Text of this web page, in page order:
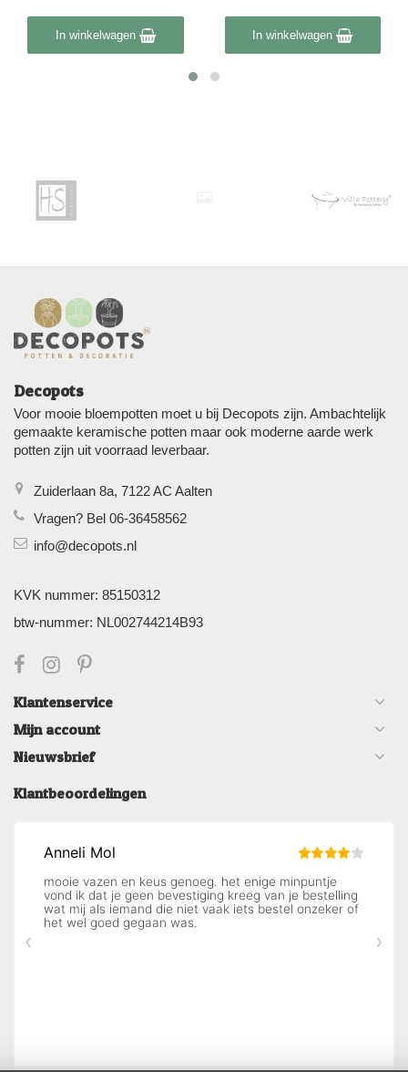
In winkelwagen In winkelwagen
Decopots
Voor mooie bloempotten moet u bij Decopots zijn. Ambachtelijk
gemaakte keramische potten maar ook moderne aarde werk
potten zijn uit voorraad leverbaar.
Zuiderlaan 8a, 7122 AC Aalten
Vragen? Bel 06-36458562
info@decopots.nl
KVK nummer: 85150312
btw-nummer: NL002744214B93
Klantenservice
Mijn account
Nieuwsbrief
Klantbeoordelingen